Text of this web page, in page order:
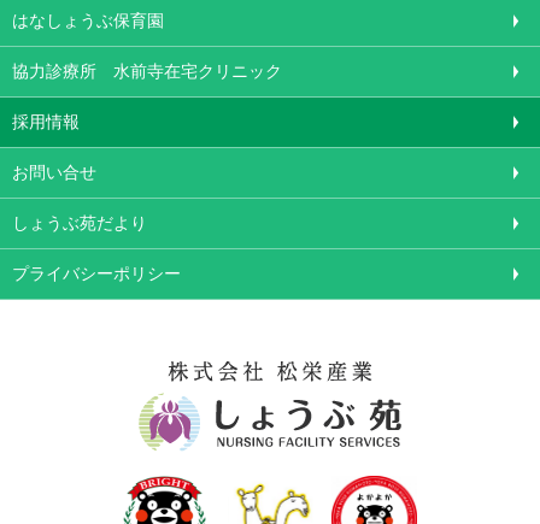
はなしょうぶ保育園
協力診療所 水前寺在宅クリニック
採用情報
お問い合せ
しょうぶ苑だより
プライバシーポリシー